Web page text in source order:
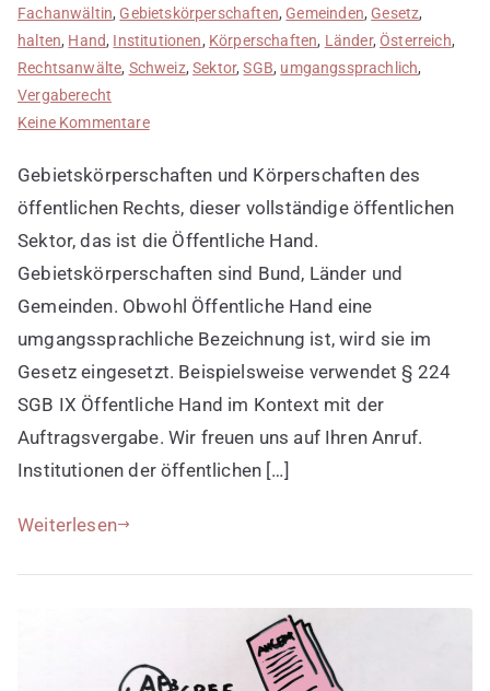
Fachanwältin, Gebietskörperschaften, Gemeinden, Gesetz,
halten, Hand, Institutionen, Körperschaften, Länder,Österreich,
Rechtsanwälte, Schweiz,Sektor,SGB, umgangssprachlich,
Vergaberecht
Keine Kommentarezu
Hand
ist
umgangssprachlich
Gebietskörperschaften und Körperschaften des
öffentlichen Rechts, dieser vollständige öffentlichen
Sektor, das ist die Öffentliche Hand.
Gebietskörperschaften sind Bund, Länder und
Gemeinden. Obwohl Öffentliche Hand eine
umgangssprachliche Bezeichnung ist, wird sie im
Gesetz eingesetzt. Beispielsweise verwendet § 224
SGB IX Öffentliche Hand im Kontext mit der
Auftragsvergabe. Wir freuen uns auf Ihren Anruf.
Institutionen der öffentlichen […]
Weiterlesen